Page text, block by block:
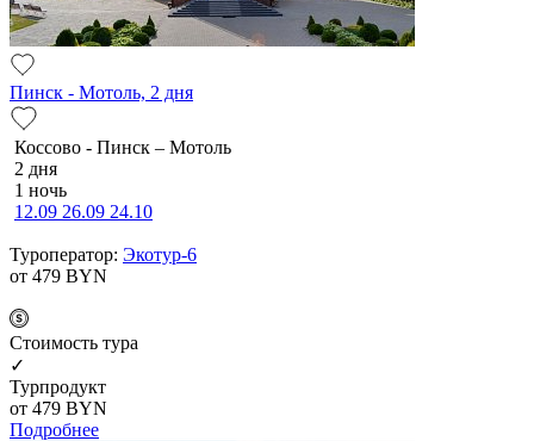
Пинск - Мотоль, 2 дня
Коссово - Пинск – Мотоль
2 дня
1 ночь
12.09 26.09 24.10
Туроператор: Экотур-6
от 479 BYN
Cтоимость тура
✓
Турпродукт
от 479 BYN
Подробнее